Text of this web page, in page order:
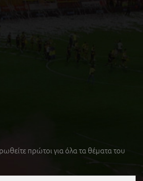
πρώτοι για όλα τα θέματα του